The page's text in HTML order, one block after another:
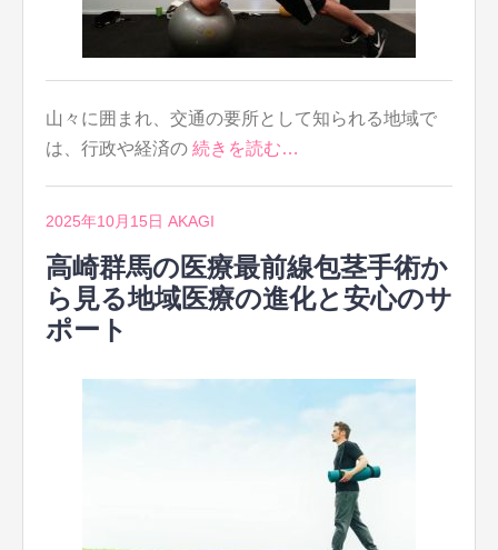
山々に囲まれ、交通の要所として知られる地域で
は、行政や経済の 続きを読む…
2025年10月15日 AKAGI
高崎群馬の医療最前線包茎手術か
ら見る地域医療の進化と安心のサ
ポート